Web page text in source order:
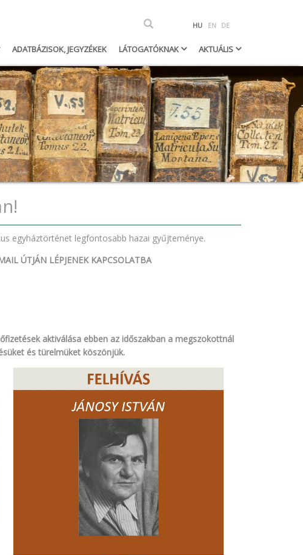
Keresés HU EN DE
ADATBÁZISOK, JEGYZÉKEK LÁTOGATÓKNAK AKTUÁLIS
egyháztörténet legfontosabb hazai gyűjteménye.
ÚTJÁN LÉPJENEK KAPCSOLATBA
aktiválása ebben az időszakban a megszokottnál
és türelmüket köszönjük.